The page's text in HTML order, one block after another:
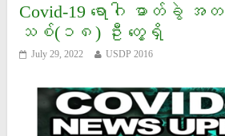
Covid-19 ရောဂါ ဓာတ်ခွဲ အ
သစ်(၁၈) ဦး တွေ့ရှိ
July 29, 2022 USDP 2016